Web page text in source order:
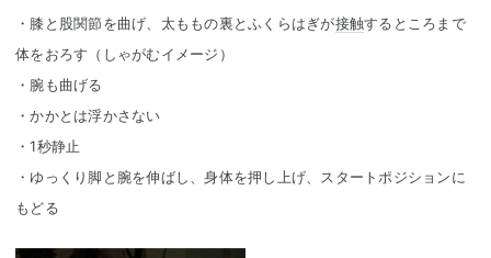
・膝と股関節を曲げ、太ももの裏とふくらはぎが接触するところまで
体をおろす（しゃがむイメージ）
・腕も曲げる
・かかとは浮かさない
・1秒静止
・ゆっくり脚と腕を伸ばし、身体を押し上げ、スタートポジションに
もどる